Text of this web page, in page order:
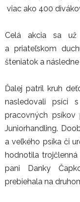
viac ako 400
Celá akcia sa už
a priateľskom
šteniatok a následne
Ďalej patril kruh
nasledovali psíci
pracovných
Juniorhandling.
a veľkého psíka či
hodnotila
pani Danky
prebiehala na